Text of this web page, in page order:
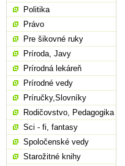
Politika
Právo
Pre šikovné ruky
Príroda, Javy
Prírodná lekáreň
Prírodné vedy
Príručky,Slovníky
Rodičovstvo, Pedagogika
Sci - fi, fantasy
Spoločenské vedy
Starožitné knihy